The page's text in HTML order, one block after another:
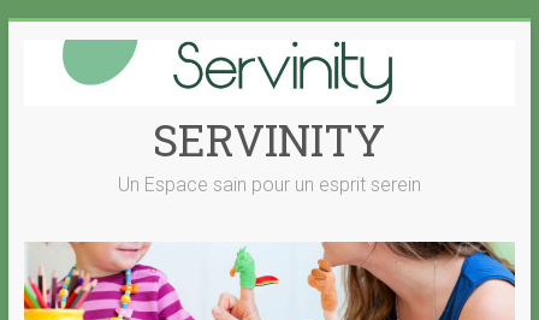
content
SERVINITY
Un Espace sain pour un esprit serein